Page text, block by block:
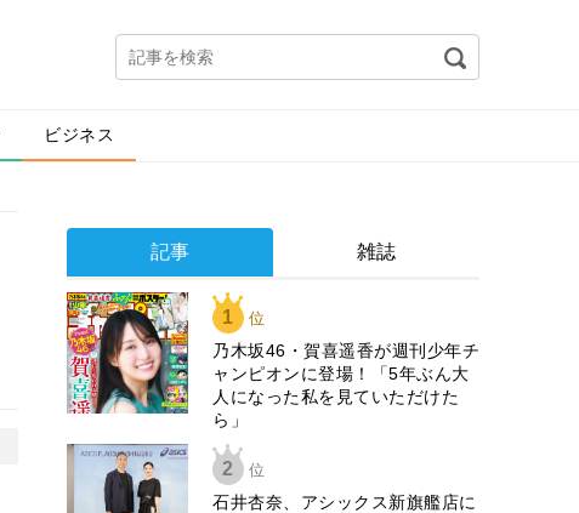
ビジネス
記事 雑誌
1 位
乃木坂46・賀喜遥香が週刊少年チ
ャンピオンに登場！「5年ぶん大
人になった私を見ていただけた
ら」
2 位
石井杏奈、アシックス新旗艦店に